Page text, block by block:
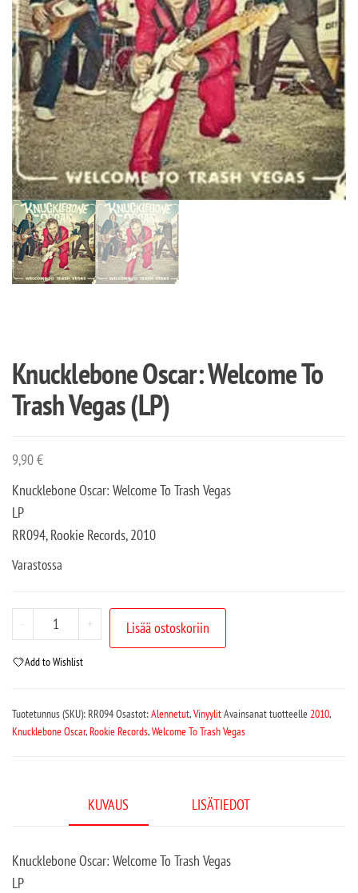
Knucklebone Oscar: Welcome To
Trash Vegas (LP)
9,90€
Knucklebone Oscar: Welcome To Trash Vegas
LP
RR094, Rookie Records, 2010
Varastossa
- + Lisää ostoskoriin
Add to Wishlist
Tuotetunnus (SKU): RR094Osastot:Alennetut,VinyylitAvainsanat tuotteelle 2010,
Knucklebone Oscar,Rookie Records,Welcome To Trash Vegas
KUVAUS LISÄTIEDOT
Knucklebone Oscar: Welcome To Trash Vegas
LP